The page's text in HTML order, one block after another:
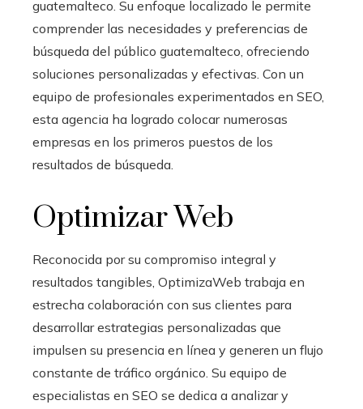
guatemalteco. Su enfoque localizado le permite
comprender las necesidades y preferencias de
búsqueda del público guatemalteco, ofreciendo
soluciones personalizadas y efectivas. Con un
equipo de profesionales experimentados en SEO,
esta agencia ha logrado colocar numerosas
empresas en los primeros puestos de los
resultados de búsqueda.
Optimizar Web
Reconocida por su compromiso integral y
resultados tangibles, OptimizaWeb trabaja en
estrecha colaboración con sus clientes para
desarrollar estrategias personalizadas que
impulsen su presencia en línea y generen un flujo
constante de tráfico orgánico. Su equipo de
especialistas en SEO se dedica a analizar y